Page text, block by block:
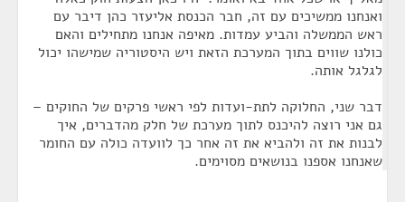
ואנחנו ממשיכים עם זה, חבר הכנסת אליעזר כהן דיבר עם
ראש הממשלה והביע עמדות. מאיפה אנחנו מתחילים והאם
כולנו שווים בתוך המערכת הזאת ויש היסטוריה שמישהו יכול
לגלגל אותה.
דבר שני, החלוקה לתת-ועדות לפי ראשי פרקים של החוקים –
גם אני רוצה להיכנס לתוך מערכת של חלק מהדברים, איך
לבנות את זה ולהביא את זה אחר כך לוועדה כולה עם החומר
שאנחנו אספנו בנושאים מסוימים.